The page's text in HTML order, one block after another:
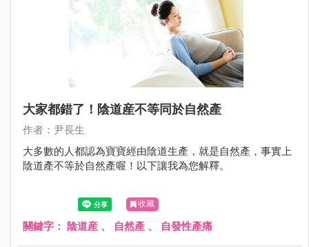
大家都錯了！陰道産不等同於自然產
作者：尹長生
大多數的人都認為寶寶經由陰道生產，就是自然產，事實上
陰道產不等於自然產喔！以下讓我為您解釋。
收藏
關鍵字： 陰道産 、 自然產 、 自發性產痛